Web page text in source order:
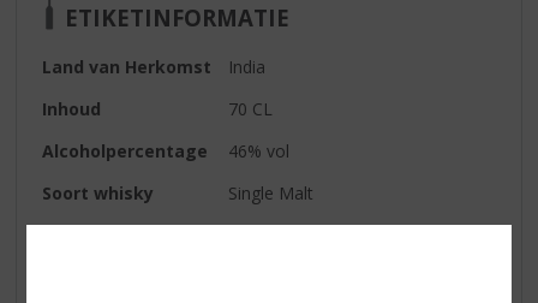
ETIKETINFORMATIE
Land van Herkomst
India
Inhoud
70 CL
Alcoholpercentage
46% vol
Soort whisky
Single Malt